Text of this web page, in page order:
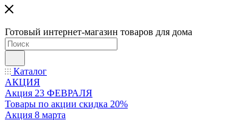
Готовый интернет-магазин товаров для дома
Каталог
АКЦИЯ
Акция 23 ФЕВРАЛЯ
Товары по акции скидка 20%
Акция 8 марта